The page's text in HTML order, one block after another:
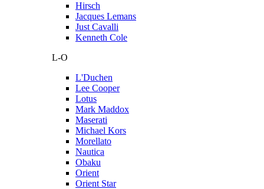
Hirsch
Jacques Lemans
Just Cavalli
Kenneth Cole
L-O
L'Duchen
Lee Cooper
Lotus
Mark Maddox
Maserati
Michael Kors
Morellato
Nautica
Obaku
Orient
Orient Star